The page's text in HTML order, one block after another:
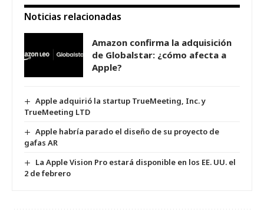
Noticias relacionadas
Amazon confirma la adquisición
de Globalstar: ¿cómo afecta a
Apple?
Apple adquirió la startup TrueMeeting, Inc. y
TrueMeeting LTD
Apple habría parado el diseño de su proyecto de
gafas AR
La Apple Vision Pro estará disponible en los EE. UU. el
2 de febrero